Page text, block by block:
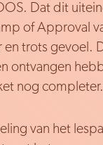
Dat dit
of Approval
en trots gevoel.
ontvangen
nog
van het